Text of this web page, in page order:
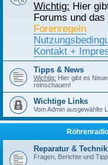
Wichtig: Hier
Forums und
Forenregeln
Kontakt +
Tipps & News
Wichtig: Hier gibt es
reinschauen!
Wichtige Links
Vom Admin ausgewählte
Reparatur &
Fragen, Berichte und